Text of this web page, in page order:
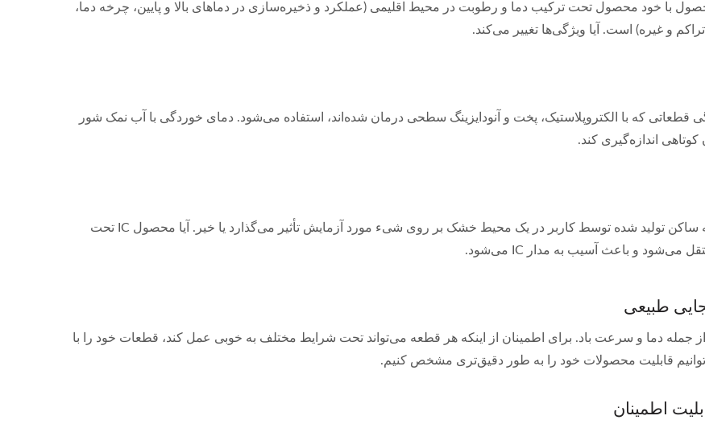
با خود محصول تحت ترکیب دما و رطوبت در محیط اقلیمی (عملکرد و ذخیره‌سازی در دماهای بالا و پایین، چرخه دما،
و غیره) است. آیا ویژگی‌ها تغییر می‌کند.
که با الکتروپلاستیک، پخت و آنودایزینگ سطحی درمان شده‌اند، استفاده می‌شود. دمای خوردگی با آب نمک شور
اندازه‌گیری کند.
آزمون ESD به منظور شبیه‌سازی این است که آیا الکتریسیته ساکن تولید شده توسط کاربر در یک محیط خشک بر روی شیء مورد آزمایش تأثیر می‌گذارد یا خیر. آیا محصول IC تحت
طبیعی
از جمله دما و سرعت باد. برای اطمینان از اینکه هر قطعه می‌تواند تحت شرایط مختلف به خوبی عمل کند، قطعات خود را با
قابلیت محصولات خود را به طور دقیق‌تری مشخص کنیم.